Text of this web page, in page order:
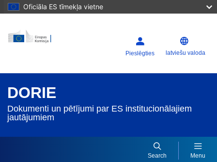
Oficiāla ES tīmekļa vietne
Pieslēgties latviešu valoda
DORIE
Dokumenti un pētījumi par ES institucionālajiem
jautājumiem
Search Menu